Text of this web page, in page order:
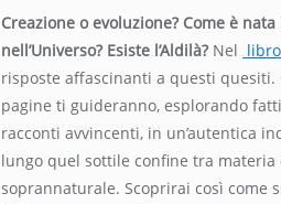
Creazione o evoluzione? Come è
nell’Universo? Esiste l’Aldilà? Nel libro
risposte affascinanti a questi quesiti.
pagine ti guideranno, esplorando
racconti avvincenti, in un’autentica
lungo quel sottile confine tra materia
soprannaturale. Scoprirai così come